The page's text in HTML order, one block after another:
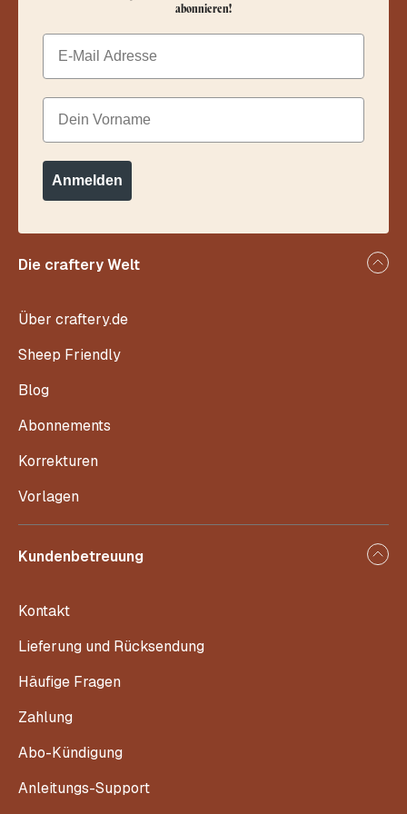
Die craftery Welt
Über craftery.de
Sheep Friendly
Blog
Abonnements
Korrekturen
Vorlagen
Kundenbetreuung
Kontakt
Lieferung und Rücksendung
Häufige Fragen
Zahlung
Abo-Kündigung
Anleitungs-Support
abonnieren!
Email
Dein Vorname
Anmelden